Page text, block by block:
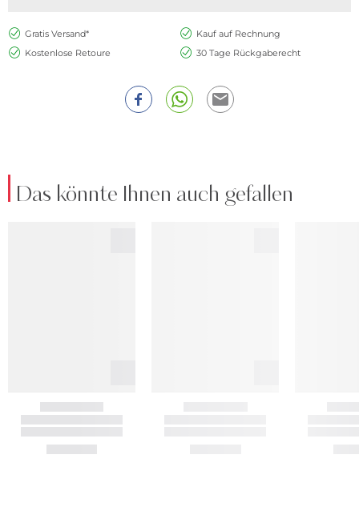
Gratis Versand*
Kauf auf Rechnung
Kostenlose Retoure
30 Tage Rückgaberecht
Das könnte Ihnen auch gefallen